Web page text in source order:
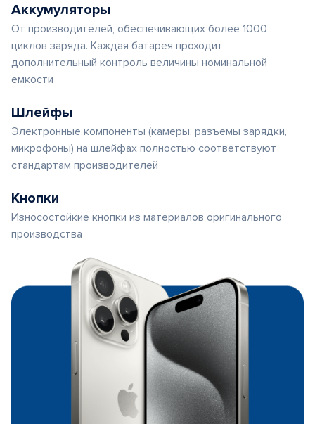
Аккумуляторы
От производителей, обеспечивающих более 1000
циклов заряда. Каждая батарея проходит
дополнительный контроль величины номинальной
емкости
Шлейфы
Электронные компоненты (камеры, разъемы зарядки,
микрофоны) на шлейфах полностью соответствуют
стандартам производителей
Кнопки
Износостойкие кнопки из материалов оригинального
производства